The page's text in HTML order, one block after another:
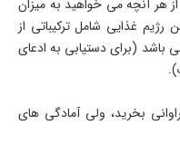
هر آنچه می خواهید به میزان
غذایی شامل ترکیباتی از
باشد (برای دستیابی به ادعای
بخرید، ولی آمادگی ­های